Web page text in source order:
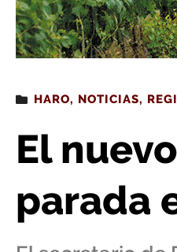
Estás leyendo:
HARO, NOTICIAS,
El
parada